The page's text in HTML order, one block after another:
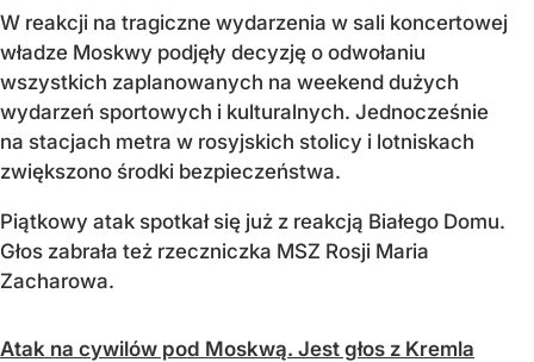
W reakcji na tragiczne wydarzenia w sali koncertowej
władze Moskwy podjęły decyzję o odwołaniu
wszystkich zaplanowanych na weekend dużych
wydarzeń sportowych i kulturalnych. Jednocześnie
na stacjach metra w rosyjskich stolicy i lotniskach
zwiększono środki bezpieczeństwa.
Piątkowy atak spotkał się już z reakcją Białego Domu.
Głos zabrała też rzeczniczka MSZ Rosji Maria
Zacharowa.
Atak na cywilów pod Moskwą. Jest głos z Kremla